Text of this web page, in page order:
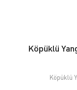
Köpüklü
Köpüklü